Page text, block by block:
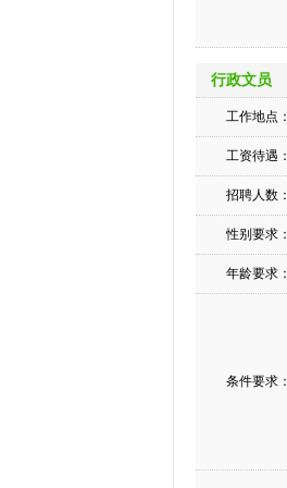
行政文员
工作地点：
工资待遇：
招聘人数：
性别要求：
年龄要求：
条件要求：